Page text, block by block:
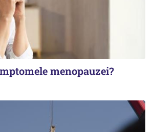
menopauzei?